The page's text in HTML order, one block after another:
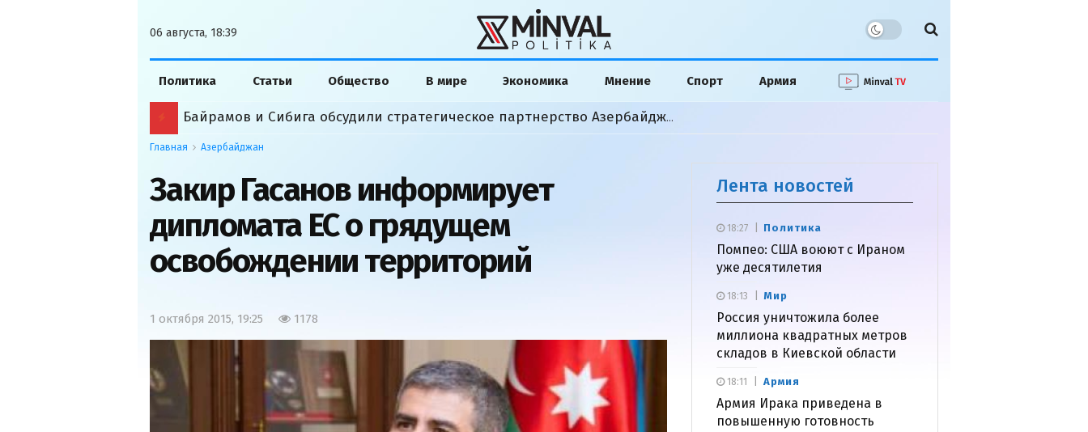
06 августа, 18:39
Политика Статьи Общество В мире Экономика Мнение Спорт Армия
Байрамов и Сибига обсудили стратегическое партнерство Азербайджана и Украины
Главная Азербайджан
Закир Гасанов информирует
дипломата ЕС о грядущем
освобождении территорий
1 октября 2015, 19:25 1178
Лента новостей
Политика
Помпео: США воюют с Ираном
уже десятилетия
18:27
Мир
Россия уничтожила более
миллиона квадратных метров
складов в Киевской области
18:13
Армия
Армия Ирака приведена в
повышенную готовность
18:11